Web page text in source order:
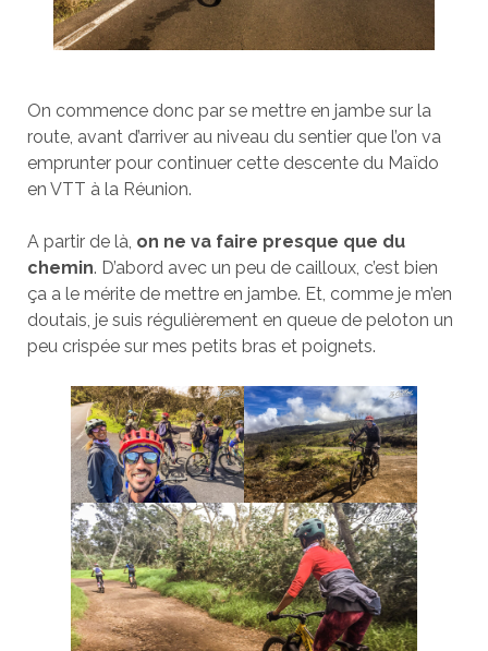
On commence donc par se mettre en jambe sur la
route, avant d’arriver au niveau du sentier que l’on va
emprunter pour continuer cette descente du Maïdo
en VTT à la Réunion.
A partir de là, on ne va faire presque que du
chemin. D’abord avec un peu de cailloux, c’est bien
ça a le mérite de mettre en jambe. Et, comme je m’en
doutais, je suis régulièrement en queue de peloton un
peu crispée sur mes petits bras et poignets.